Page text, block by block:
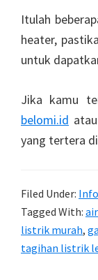
Itulah
heater,
untuk
Jika kamu
belomi.id
yang tertera
Filed Under:
Tagged With:
listrik murah,
tagihan listrik